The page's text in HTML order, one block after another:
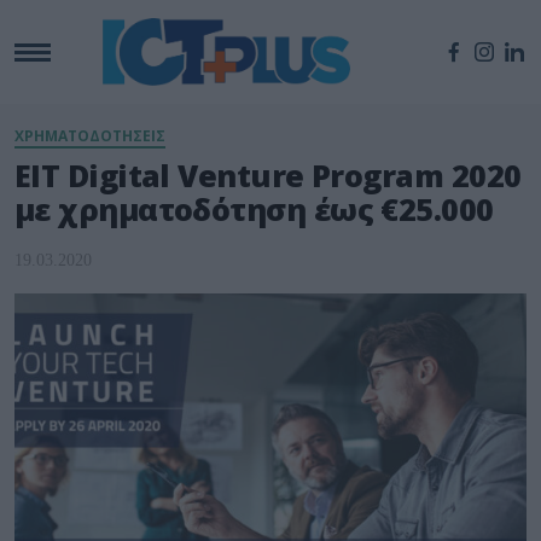
ΧΡΗΜΑΤΟΔΟΤΗΣΕΙΣ
EIT Digital Venture Program 2020
με χρηματοδότηση έως €25.000
19.03.2020